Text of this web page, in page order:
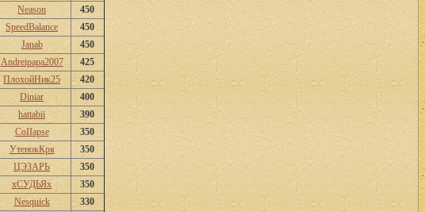
Neason
450
SpeedBalance
450
Janab
450
Andreipapa2007
425
ПлохойНик25
420
Diniar
400
hattabii
390
CoIIapse
350
УтенокКря
350
ЦЭЗАРЬ
350
хСУДЬЯх
350
Nesquick
330